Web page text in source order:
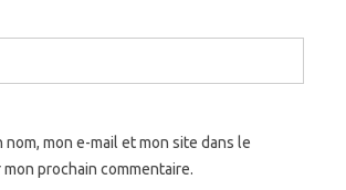
mon e-mail et mon site dans le
prochain commentaire.